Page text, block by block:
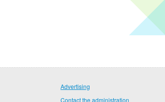
Advertising
Contact the administration